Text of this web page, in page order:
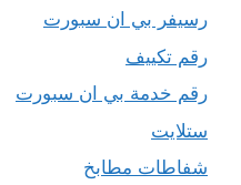
رسيفر بي ان سبورت
رقم تكييف
رقم خدمة بي ان سبورت
ستلايت
شفاطات مطابخ